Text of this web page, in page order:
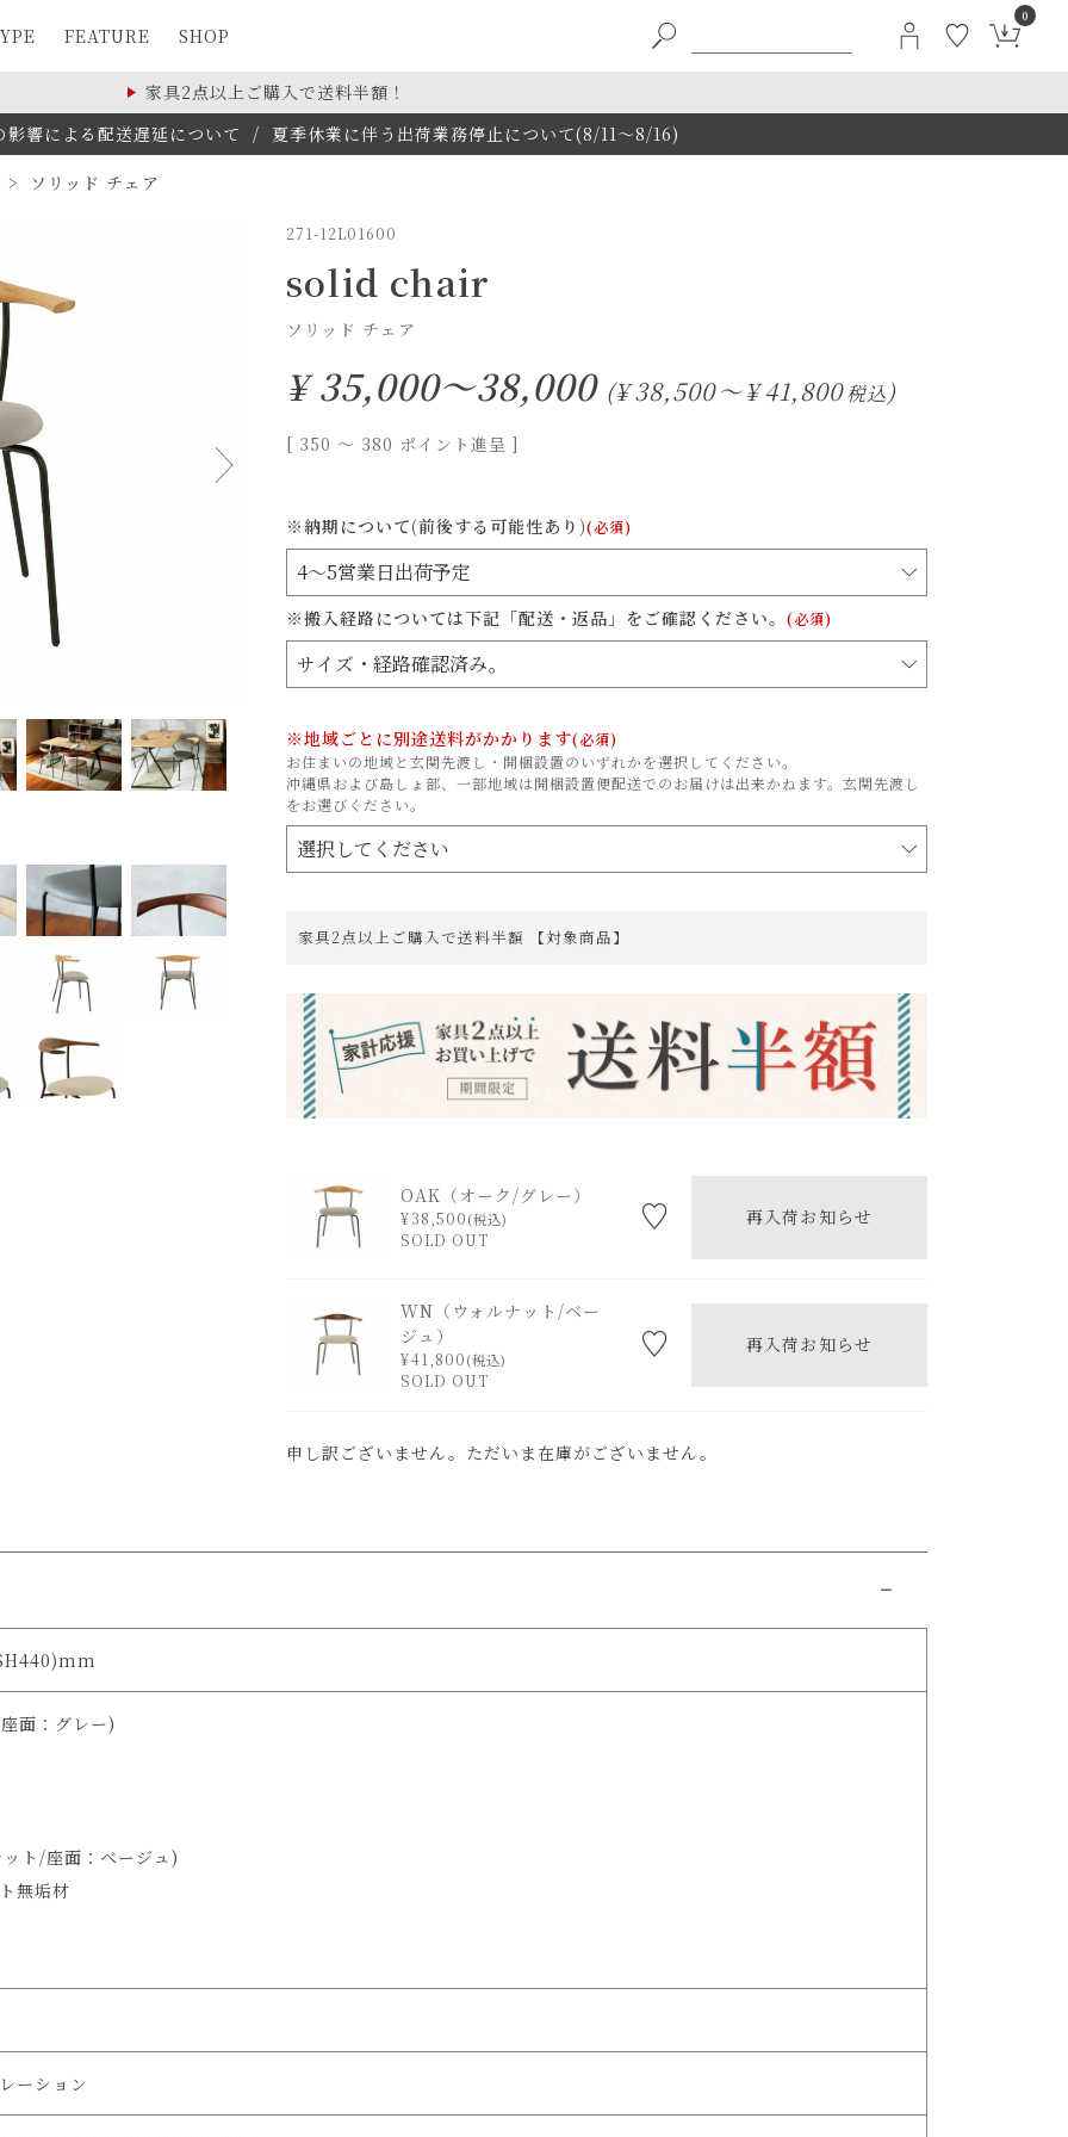
FEATURE SHOP
0
家具2点以上ご購入で送料半額！
響による配送遅延について / 夏季休業に伴う出荷業務停止について(8/11～8/16)
ソリッド チェア
271-12L01600
solid chair
ソリッド チェア
¥ 35,000～38,000 ¥38,500〜¥41,800税込
[ 350 〜 380 ポイント進呈 ]
※納期について(前後する可能性あり)(必須)
※搬入経路については下記「配送・返品」をご確認ください。 (必須)
※地域ごとに別途送料がかかります(必須)
お住まいの地域と玄関先渡し・開梱設置のいずれかを選択してください。
沖縄県および島しょ部、一部地域は開梱設置便配送でのお届けは出来かねます。玄関先渡し
をお選びください。
家具2点以上ご購入で送料半額 【対象商品】
OAK（オーク/グレー）
¥38,500 税込
SOLD OUT
再入荷お知らせ
WN（ウォルナット/ベー
ジュ）
¥41,800 税込
SOLD OUT
再入荷お知らせ
申し訳ございません。ただいま在庫がございません。
面：グレー)
ト/座面：ベージュ)
無垢材
ーション